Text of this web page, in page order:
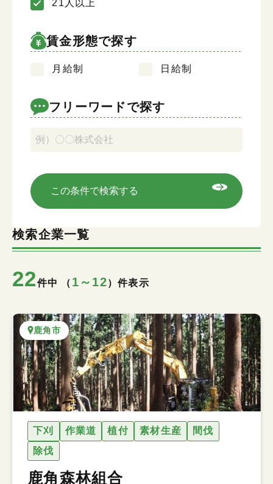
21人以上
賃金形態で探す
月給制 日給制
フリーワードで探す
キーワード検索
この条件で検索する
検索企業一覧
22件中 （ 1～12）件表示
鹿角市
下刈 作業道 植付 素材生産
間伐
除伐
鹿角森林組合